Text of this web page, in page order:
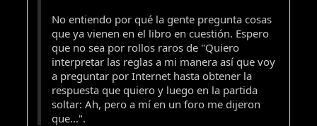
No entiendo por qué la gente pregunta cosas
que ya vienen en el libro en cuestión. Espero
que no sea por rollos raros de "Quiero
interpretar las reglas a mi manera así que voy
a preguntar por Internet hasta obtener la
respuesta que quiero y luego en la partida
soltar: Ah, pero a mí en un foro me dijeron
que...".